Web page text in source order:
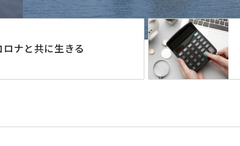
ロナと共に生きる